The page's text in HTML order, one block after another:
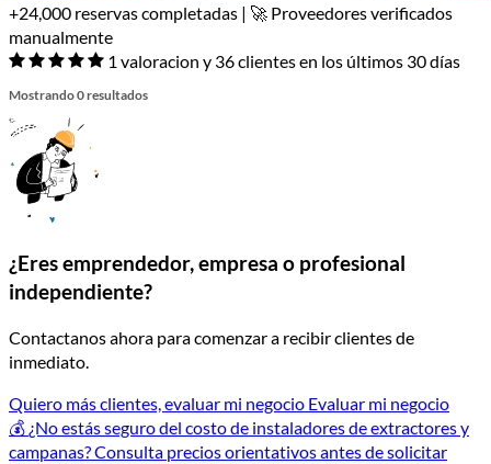
+24,000 reservas completadas | 🚀 Proveedores verificados
manualmente
1 valoracion y 36 clientes en los últimos 30 días
Mostrando 0 resultados
¿Eres emprendedor, empresa o profesional
independiente?
Contactanos ahora para comenzar a recibir clientes de
inmediato.
Quiero más clientes, evaluar mi negocio Evaluar mi negocio
💰 ¿No estás seguro del costo de instaladores de extractores y
campanas?Consulta precios orientativos antes de solicitar